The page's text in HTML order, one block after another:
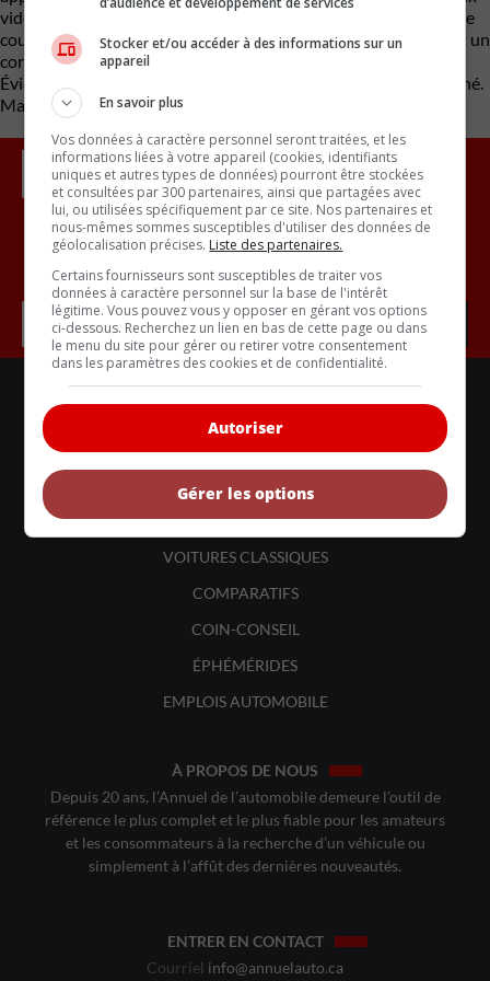
vidéo, a tenu à souligner Ford. Le premier jeu offert est un jeu de
course, appelé Asphalt Nitro, auquel on peut jouer en jumelant un
contrôleur (une manette) via le protocole Bluetooth.
Évidemment, pour y jouer, il faudra que le véhicule soit stationné.
Mais quand même, la tendance est lancée…
LIENS UTILES
BANCS D'ESSAIS
VOITURES NEUVES
VOITURES ÉCOLOS
VOITURES CLASSIQUES
COMPARATIFS
COIN-CONSEIL
ÉPHÉMÉRIDES
EMPLOIS AUTOMOBILE
À PROPOS DE NOUS
Depuis 20 ans, l’Annuel de l’automobile demeure l’outil de
référence le plus complet et le plus fiable pour les amateurs
et les consommateurs à la recherche d’un véhicule ou
simplement à l’affût des dernières nouveautés.
ENTRER EN CONTACT
Courriel info@annuelauto.ca
Stocker et/ou accéder à des informations sur un
appareil
En savoir plus
Vos données à caractère personnel seront traitées, et les
informations liées à votre appareil (cookies, identifiants
uniques et autres types de données) pourront être stockées
et consultées par 300 partenaires, ainsi que partagées avec
lui, ou utilisées spécifiquement par ce site. Nos partenaires et
nous-mêmes sommes susceptibles d'utiliser des données de
géolocalisation précises. Liste des partenaires.
Certains fournisseurs sont susceptibles de traiter vos
données à caractère personnel sur la base de l'intérêt
légitime. Vous pouvez vous y opposer en gérant vos options
ci-dessous. Recherchez un lien en bas de cette page ou dans
le menu du site pour gérer ou retirer votre consentement
dans les paramètres des cookies et de confidentialité.
Autoriser
Gérer les options